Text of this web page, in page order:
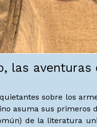
las aventuras
sobre los
asuma sus primeros
de la literatura